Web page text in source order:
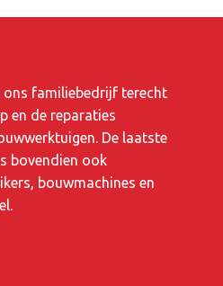
familiebedrijf terecht
en de reparaties
De laatste
bovendien ook
bouwmachines en